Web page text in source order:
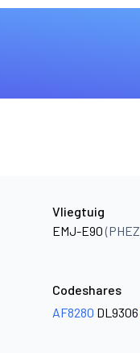
Vliegtuig
EMJ-E90
Codeshares
AF8280 DL9306